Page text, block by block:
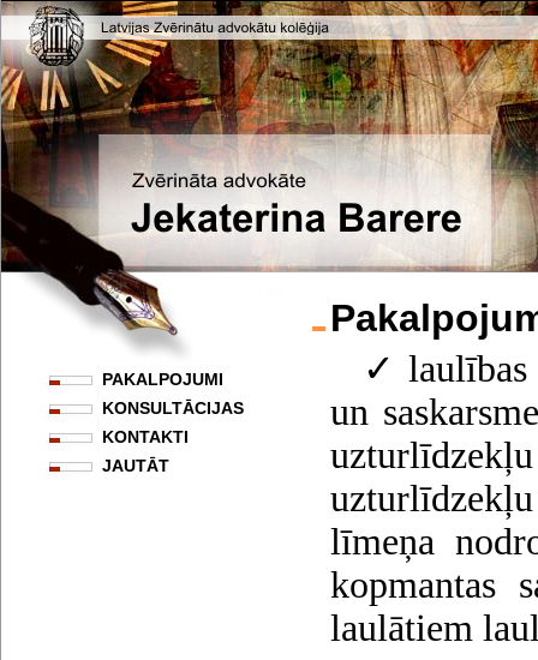
PAKALPOJUMI
KONSULTĀCIJAS
KONTAKTI
JAUTĀT
✓ laulības
un
līmeņa
kopmantas
laulātiem